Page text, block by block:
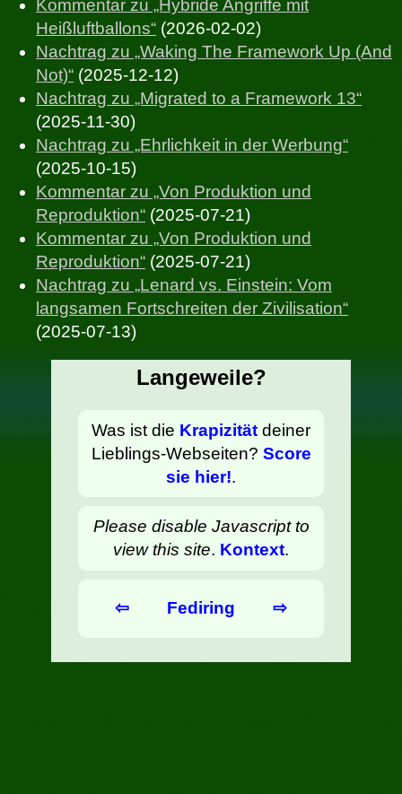
Kommentar zu „Hybride Angriffe mit
Heißluftballons“ (2026-02-02)
Nachtrag zu „Waking The Framework Up (And
Not)“ (2025-12-12)
Nachtrag zu „Migrated to a Framework 13“
(2025-11-30)
Nachtrag zu „Ehrlichkeit in der Werbung“
(2025-10-15)
Kommentar zu „Von Produktion und
Reproduktion“ (2025-07-21)
Kommentar zu „Von Produktion und
Reproduktion“ (2025-07-21)
Nachtrag zu „Lenard vs. Einstein: Vom
langsamen Fortschreiten der Zivilisation“
(2025-07-13)
Langeweile?
Was ist die Krapizität deiner
Lieblings-Webseiten? Score
sie hier!.
Please disable Javascript to
view this site. Kontext.
⇦ Fediring ⇨